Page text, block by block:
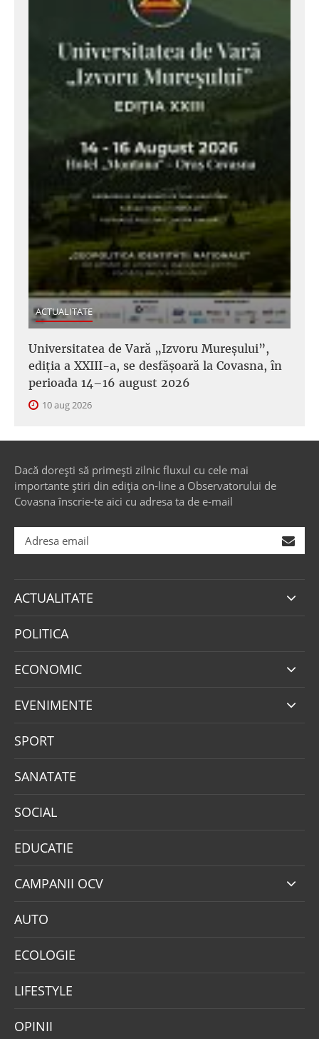
ACTUALITATE
Universitatea de Vară „Izvoru Mureșului”,
ediția a XXIII-a, se desfășoară la Covasna, în
perioada 14–16 august 2026
10 aug 2026
Dacă dorești să primești zilnic fluxul cu cele mai
importante știri din ediția on-line a Observatorului de
Covasna înscrie-te aici cu adresa ta de e-mail
ACTUALITATE
POLITICA
ECONOMIC
EVENIMENTE
SPORT
SANATATE
SOCIAL
EDUCATIE
CAMPANII OCV
AUTO
ECOLOGIE
LIFESTYLE
OPINII